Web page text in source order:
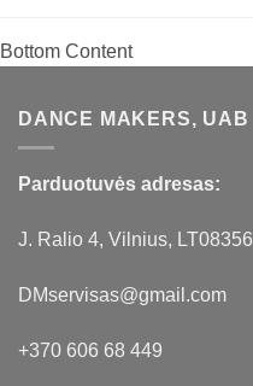
Bottom Content
DANCE MAKERS, UAB
Parduotuvės adresas:
J. Ralio 4, Vilnius, LT08356
DMservisas@gmail.com
+370 606 68 449